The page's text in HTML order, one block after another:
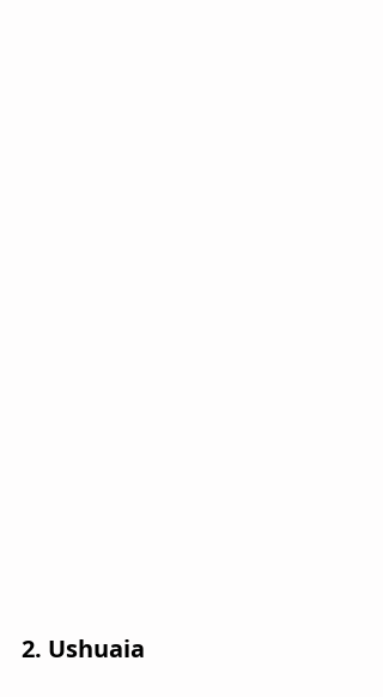
2. Ushuaia